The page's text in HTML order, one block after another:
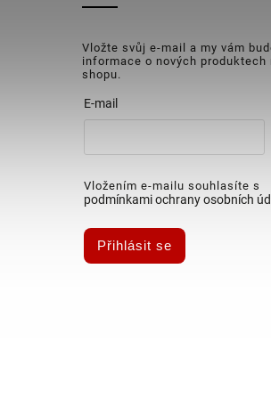
Vložte svůj e-mail a my vám
informace o nových produktech
shopu.
E-mail
Vložením e-mailu souhlasíte s
podmínkami ochrany osobních
Přihlásit se